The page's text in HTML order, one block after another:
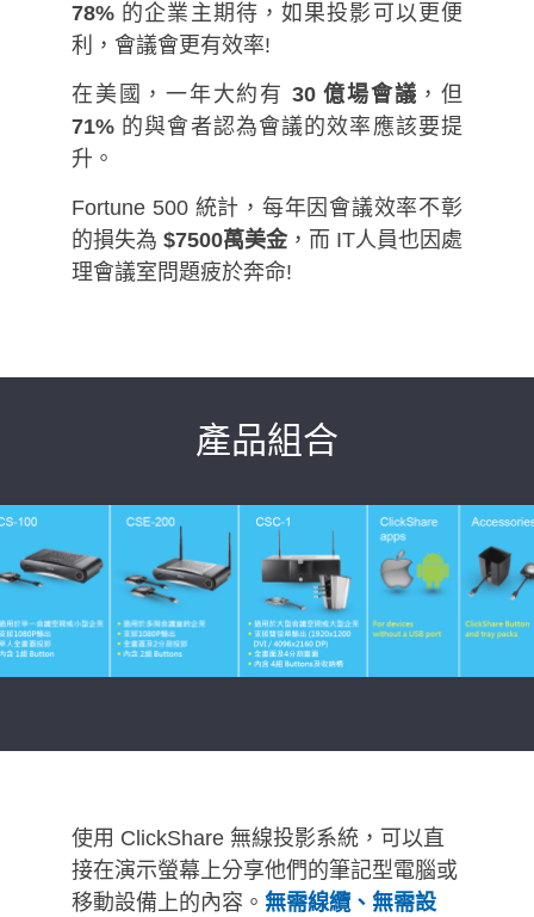
78% 的企業主期待，如果投影可以更便
利，會議會更有效率!
在美國，一年大約有 30 億場會議 ，但
71% 的與會者認為會議的效率應該要提
升。
Fortune 500 統計，每年因會議效率不彰
的損失為 $7500萬美金，而 IT人員也因處
理會議室問題疲於奔命!
產品組合
使用 ClickShare 無線投影系統，可以直
接在演示螢幕上分享他們的筆記型電腦或
移動設備上的內容。 無需線纜、無需設